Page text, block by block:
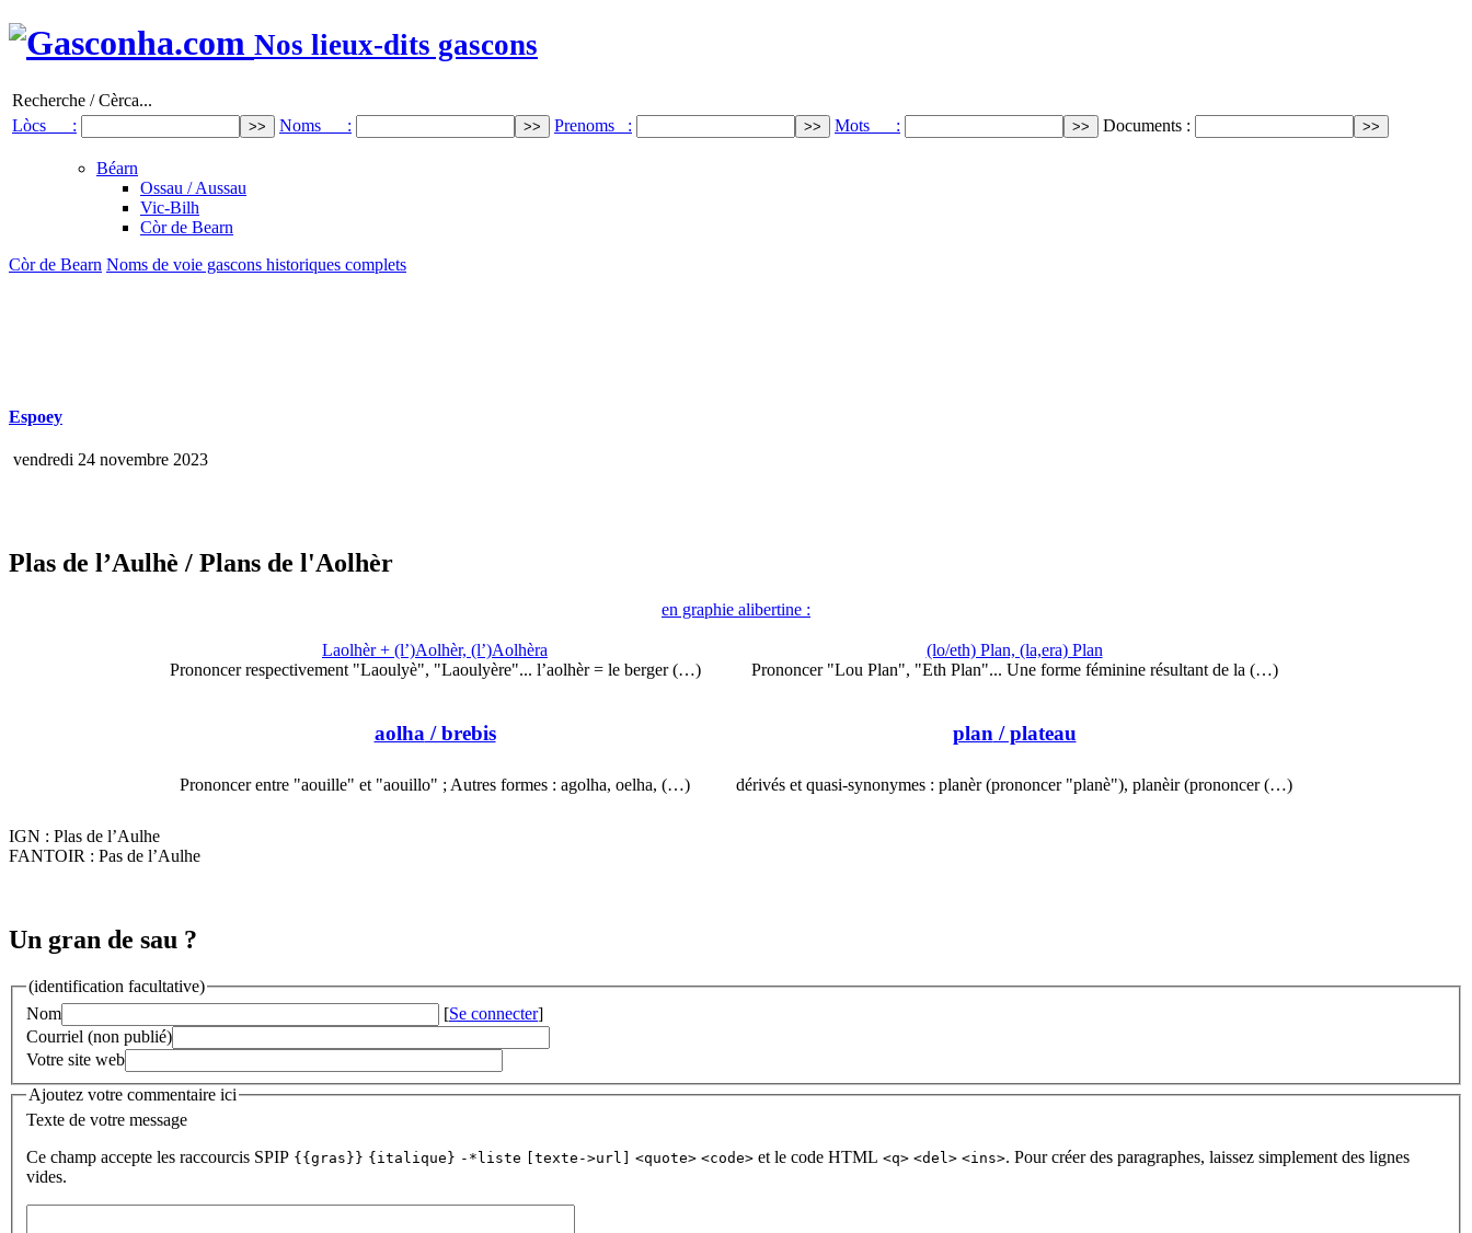
Nos lieux-dits gascons
Recherche / Cèrca...
Lòcs :
Noms : Prenoms : Mots : Documents :
Béarn
Ossau / Aussau
Vic-Bilh
Còr de Bearn
Còr de Bearn Noms de voie gascons historiques complets
Espoey
vendredi 24 novembre 2023
Plas de l’Aulhè / Plans de l'Aolhèr
en graphie alibertine :
Laolhèr + (l’)Aolhèr, (l’)Aolhèra
Prononcer respectivement "Laoulyè", "Laoulyère"... l’aolhèr = le berger (…)
aolha / brebis
Prononcer entre "aouille" et "aouillo" ; Autres formes : agolha, oelha, (…)
(lo/eth) Plan, (la,era) Plan
Prononcer "Lou Plan", "Eth Plan"... Une forme féminine résultant de la (…)
plan / plateau
dérivés et quasi-synonymes : planèr (prononcer "planè"), planèir (prononcer (…)
IGN : Plas de l’Aulhe
FANTOIR : Pas de l’Aulhe
Un gran de sau ?
(identification facultative)
Nom
[Se connecter]
Courriel (non publié)
Votre site web
Ajoutez votre commentaire ici
Texte de votre message
Ce champ accepte les raccourcis SPIP {{gras}} {italique} -*liste [texte->url] <quote> <code> et le code HTML <q> <del> <ins>. Pour créer des paragraphes, laissez simplement des lignes
vides.